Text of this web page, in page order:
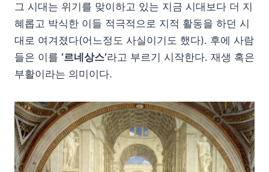
그 시대는 위기를 맞이하고 있는 지금 시대보다 더 지
혜롭고 박식한 이들 적극적으로 지적 활동을 하던 시
대로 여겨졌다(어느정도 사실이기도 했다). 후에 사람
들은 이를 ‘르네상스’라고 부르기 시작한다. 재생 혹은
부활이라는 의미이다.